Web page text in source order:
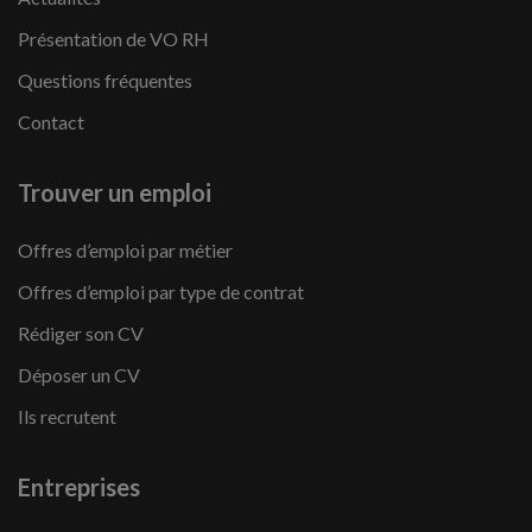
Présentation de VO RH
Questions fréquentes
Contact
Trouver un emploi
Offres d’emploi par métier
Offres d’emploi par type de contrat
Rédiger son CV
Déposer un CV
Ils recrutent
Entreprises